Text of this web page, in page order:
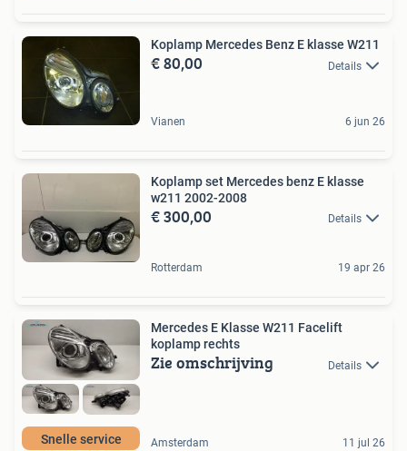
Koplamp Mercedes Benz E klasse W211
€ 80,00 Details
Vianen 6 jun 26
Koplamp set Mercedes benz E klasse
w211 2002-2008
€ 300,00 Details
Rotterdam 19 apr 26
Snelle service
Mercedes E Klasse W211 Facelift
koplamp rechts
Zie omschrijving Details
Amsterdam 11 jul 26